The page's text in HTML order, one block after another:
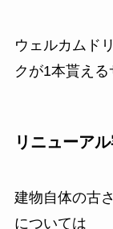
ウェルカムド
クが1本貰える
リニューア
建物自体の古
については